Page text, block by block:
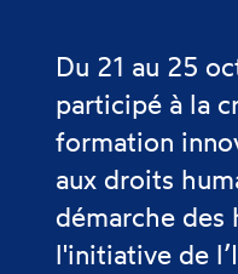
Du 21 au 25
participé à la
formation
aux droits
démarche des
l'initiative de